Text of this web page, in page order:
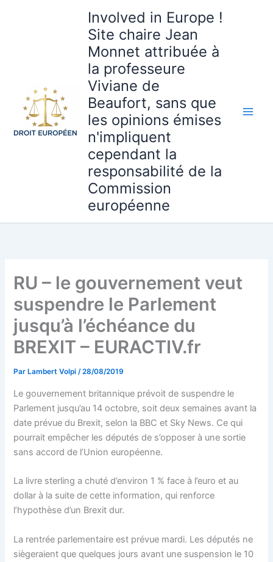
Involved in Europe !
Site chaire Jean
Monnet attribuée à
la professeure
Viviane de
Beaufort, sans que
les opinions émises
n'impliquent
cependant la
responsabilité de la
Commission
européenne
RU – le gouvernement veut
suspendre le Parlement
jusqu’à l’échéance du
BREXIT – EURACTIV.fr
Par Lambert Volpi/28/08/2019
Le gouvernement britannique prévoit de suspendre le
Parlement jusqu’au 14 octobre, soit deux semaines avant la
date prévue du Brexit, selon la BBC et Sky News. Ce qui
pourrait empêcher les députés de s’opposer à une sortie
sans accord de l’Union européenne.
La livre sterling a chuté d’environ 1 % face à l’euro et au
dollar à la suite de cette information, qui renforce
l’hypothèse d’un Brexit dur.
La rentrée parlementaire est prévue mardi. Les députés ne
siègeraient que quelques jours avant une suspension le 10